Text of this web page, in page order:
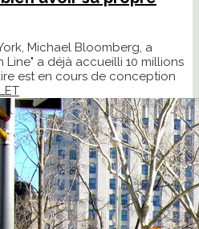
Michael Bloomberg, a
a déjà accueilli 10 millions
est en cours de conception